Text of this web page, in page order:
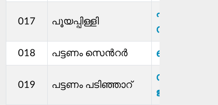
017 പൂയപ്പിള്ളി
എൻ കെ
സാബു
018 പട്ടണം സെന്‍റർ ലൈബി
019 പട്ടണം പടിഞ്ഞാറ്
സുജ
ജയകുമാർ